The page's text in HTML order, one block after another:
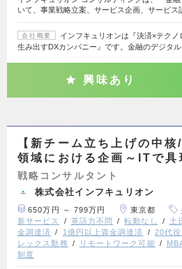
いて、事業戦略立案、サービス企画、サービス
会社概要
インフキュリオンは『決済×テク
生み出すDXカンパニー』です。金融のデジタ
興味あり
【新チーム立ち上げの中
領域における企画～ITで具
戦略コンサルタント
株式会社インフキュリオン
650万円 ～ 799万円 東京都
新サービス
英語力不問 転勤なし 土
金調達済
1億円以上資金調達済 20代役
レックス勤務
リモートワーク可能
制度